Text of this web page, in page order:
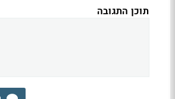
תוכן התגובה